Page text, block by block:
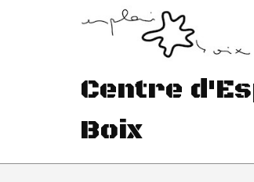
Centre
Boix